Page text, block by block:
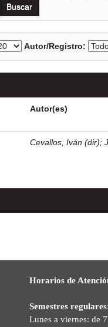
Autor/Registro:
Autor(es)
Cevallos, Iván (dir);
Horarios de
Semestres
Lunes a viernes: de